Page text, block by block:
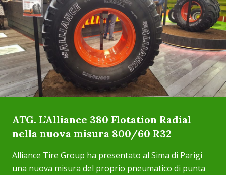
ATG. L’Alliance 380 Flotation Radial
nella nuova misura 800/60 R32
Alliance Tire Group ha presentato al Sima di Parigi
una nuova misura del proprio pneumatico di punta